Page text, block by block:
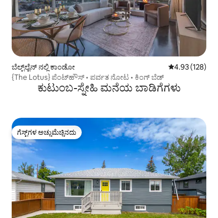
ಬೆಲ್ಟ್‌ಲೈನ್ ನಲ್ಲಿ ಕಾಂಡೋ 5 ರಲ್ಲಿ 4.93
4.93 (128)
{The Lotus} ಪೆಂಟ್‌ಹೌಸ್ • ಪರ್ವತ ನೋಟ • ಕಿಂಗ್ ಬೆಡ್
ಕುಟುಂಬ-ಸ್ನೇಹಿ ಮನೆಯ ಬಾಡಿಗೆಗಳು
ಗೆಸ್ಟ್‌ಗಳ ಅಚ್ಚುಮೆಚ್ಚಿನದು
ಗೆಸ್ಟ್‌ಗಳ ಅಚ್ಚುಮೆಚ್ಚಿನದು